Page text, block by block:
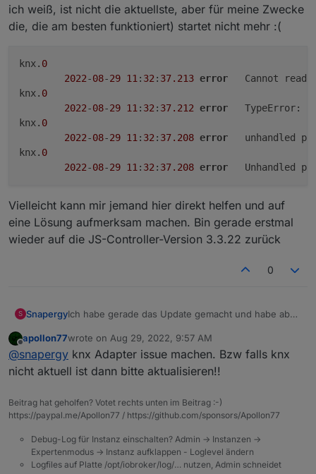
ich weiß, ist nicht die aktuellste, aber für meine Zwecke
die, die am besten funktioniert) startet nicht mehr :(
knx. 0
2022-08-29 11 : 32 : 37.213 error
	Cannot read
knx. 0
2022-08-29 11 : 32 : 37.212 error
TypeError:
knx. 0
2022-08-29 11 : 32 : 37.208 error
unhandled
knx. 0
2022-08-29 11 : 32 : 37.208 error
Unhandled
Vielleicht kann mir jemand hier direkt helfen und auf
eine Lösung aufmerksam machen. Bin gerade erstmal
wieder auf die JS-Controller-Version 3.3.22 zurück
0
S SnapergyIch habe gerade das Update gemacht und habe aber
immer folgende Meldungen und der Adapter (V1.31 -
> ich weiß, ist nicht die aktuellste, aber für meine
Zwecke die, die am besten funktioniert) startet nicht
knx.0
2022-08-29 11:32:37.213	error	Cannot
knx.0
2022-08-29 11:32:37.208	error
knx.0
Vielleicht kann mir jemand hier direkt helfen und auf
eine Lösung aufmerksam machen. Bin gerade
zurück
Offline
apollon77wrote on Aug 29, 2022, 9:57 AM
last edited by
@snapergy knx Adapter issue machen. Bzw falls knx
nicht aktuell ist dann bitte aktualisieren!!
Beitrag hat geholfen? Votet rechts unten im Beitrag :-)
https://paypal.me/Apollon77 / https://github.com/sponsors/Apollon77
Debug-Log für Instanz einschalten? Admin -> Instanzen ->
Expertenmodus -> Instanz aufklappen - Loglevel ändern
Logfiles auf Platte /opt/iobroker/log/… nutzen, Admin schneidet